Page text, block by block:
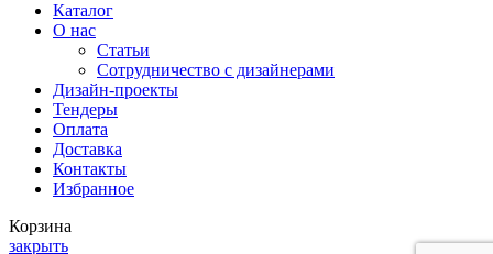
Каталог
О нас
Статьи
Сотрудничество с дизайнерами
Дизайн-проекты
Тендеры
Оплата
Доставка
Контакты
Избранное
Корзина
закрыть